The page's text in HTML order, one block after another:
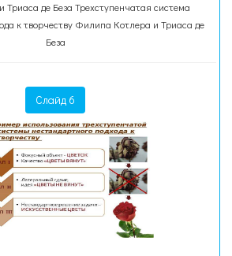
де Беза Трехступенчатая система
к творчеству Филипа Котлера и Триаса де
Беза
Слайд 6